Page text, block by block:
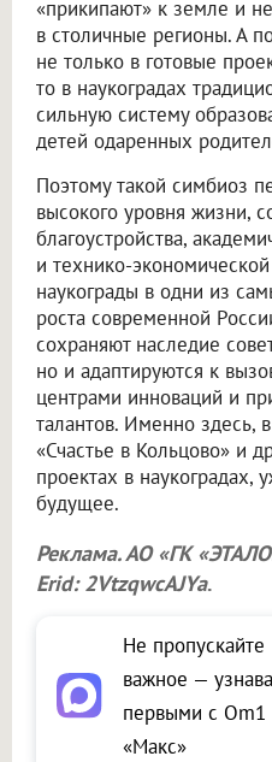
«прикипают» к земле и
в столичные регионы. А
не только в готовые
то в наукоградах
сильную систему
детей одаренных
Поэтому такой симбиоз
высокого уровня жизни,
благоустройства,
и технико-
наукограды в одни из
роста современной
сохраняют наследие
но и адаптируются к
центрами инноваций и
талантов. Именно здесь,
«Счастье в Кольцово» и
проектах в наукоградах,
будущее.
Реклама. АО «ГК
Erid: 2VtzqwcAJYa.
Не пропускайте
важное —
первыми с Om1
«Макс»